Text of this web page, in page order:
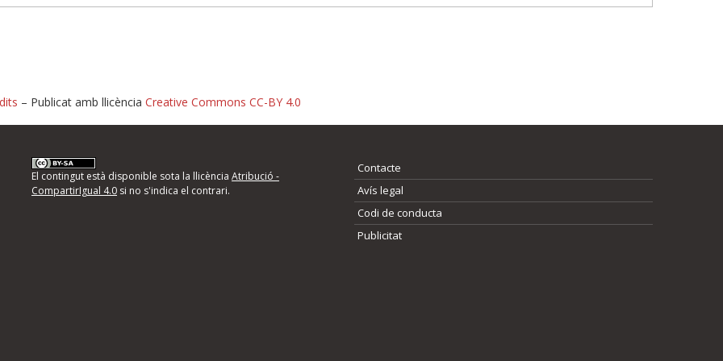
d'errors
següents i descriviu quina és la millora que
– Publicat amb llicència Creative Commons CC-BY 4.0
El contingut està disponible sota la llicència Atribució -
CompartirIgual 4.0si no s'indica el contrari.
Contacte
Avís legal
Codi de conducta
Publicitat